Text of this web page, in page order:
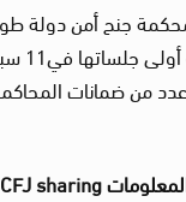
محكمة جنح أمن دولة
بتاريخ 23 أغسطس 2021، وذلك
عدد من ضمانات
CFJ sharing